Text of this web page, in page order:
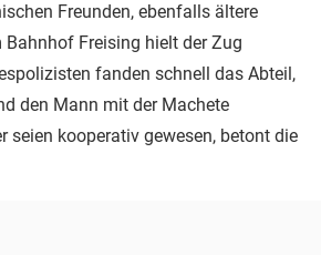
Freunden, ebenfalls ältere
Bahnhof Freising hielt der Zug
fanden schnell das Abteil,
den Mann mit der Machete
seien kooperativ gewesen, betont die